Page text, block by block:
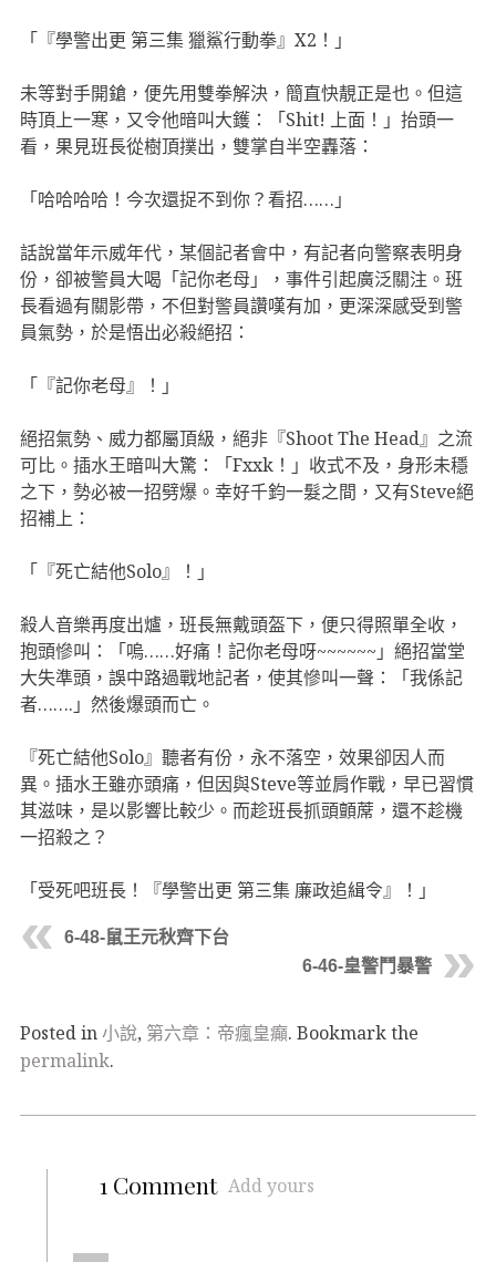
「『學警出更 第三集 獵鯊行動拳』X2！」
未等對手開鎗，便先用雙拳解決，簡直快靚正是也。但這
時頂上一寒，又令他暗叫大鑊：「Shit! 上面！」抬頭一
看，果見班長從樹頂撲出，雙掌自半空轟落：
「哈哈哈哈！今次還捉不到你？看招……」
話說當年示威年代，某個記者會中，有記者向警察表明身
份，卻被警員大喝「記你老母」，事件引起廣泛關注。班
長看過有關影帶，不但對警員讚嘆有加，更深深感受到警
員氣勢，於是悟出必殺絕招：
「『記你老母』！」
絕招氣勢、威力都屬頂級，絕非『Shoot The Head』之流
可比。插水王暗叫大驚：「Fxxk！」收式不及，身形未穩
之下，勢必被一招劈爆。幸好千鈞一髮之間，又有Steve絕
招補上：
「『死亡結他Solo』！」
殺人音樂再度出爐，班長無戴頭盔下，便只得照單全收，
抱頭慘叫：「嗚……好痛！記你老母呀~~~~~~」絕招當堂
大失準頭，誤中路過戰地記者，使其慘叫一聲：「我係記
者…….」然後爆頭而亡。
『死亡結他Solo』聽者有份，永不落空，效果卻因人而
異。插水王雖亦頭痛，但因與Steve等並肩作戰，早已習慣
其滋味，是以影響比較少。而趁班長抓頭顫蓆，還不趁機
一招殺之？
「受死吧班長！『學警出更 第三集 廉政追緝令』！」
6-48-鼠王元秋齊下台
6-46-皇警鬥暴警
Posted in小說, 第六章：帝瘋皇癲. Bookmark the
permalink.
1 Comment Add yours